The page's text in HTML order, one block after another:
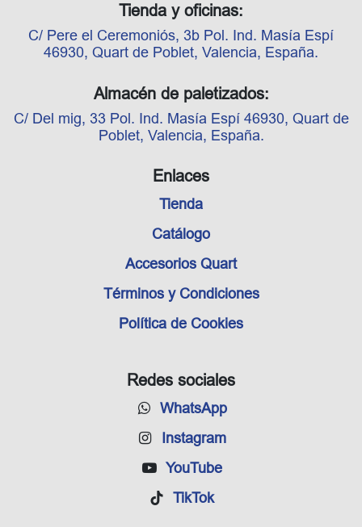
Redes sociales
WhatsApp
Instagram
YouTube
TikTok
Enlaces
Tienda
Catálogo
Accesorios Quart
Términos y Condiciones
Política de Cookies
Tienda y oficinas:
C/ Pere el Ceremoniós, 3b Pol. Ind. Masía Espí
46930, Quart de Poblet, Valencia, España.
Almacén de paletizados:
C/ Del mig, 33 Pol. Ind. Masía Espí 46930, Quart de
Poblet, Valencia, España.